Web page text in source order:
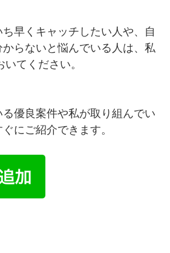
早くキャッチしたい人や、自
らないと悩んでいる人は、私
てください。
優良案件や私が取り組んでい
にご紹介できます。